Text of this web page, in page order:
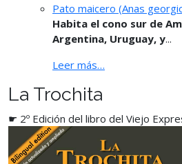
Pato maicero (Anas
Habita el cono sur de
Argentina, Uruguay, y...
Leer más…
La Trochita
☛ 2º Edición del libro del Viejo